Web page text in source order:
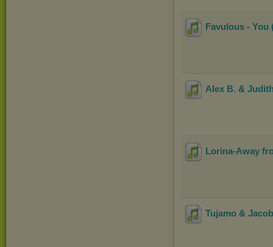
Favulous -
Alex B. &
Lorina-Away
Tujamo &